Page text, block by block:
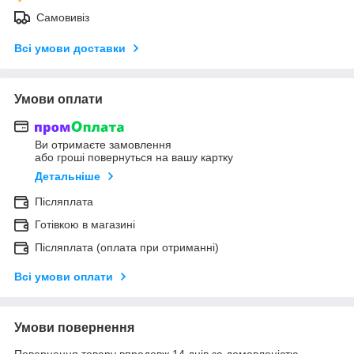
Самовивіз
Всі умови доставки
Умови оплати
Ви отримаєте замовлення
або гроші повернуться на вашу картку
Детальніше
Післяплата
Готівкою в магазині
Післяплата (оплата при отриманні)
Всі умови оплати
Умови повернення